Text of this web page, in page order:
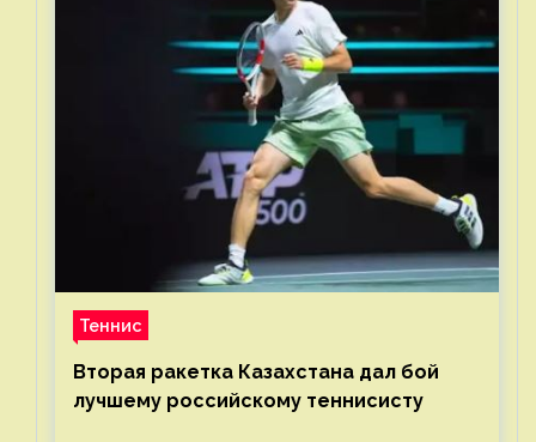
Теннис
Вторая ракетка Казахстана дал бой
лучшему российскому теннисисту